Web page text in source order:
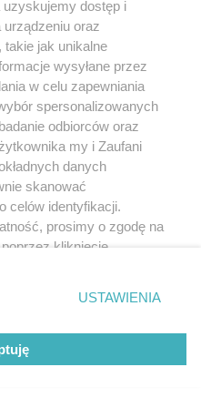
tak jest w
białka w
czy lizozymu (enzymu
we łzach).
za przecinanie
nazwa pochodzi od
enzym ten
i Biologii
nazewnictwa
na kilka klas w celu
dostęp i
oraz
takie jak unikalne
wysyłane przez
w celu zapewniania
spersonalizowanych
odbiorców oraz
my i Zaufani
danych
skanować
celów identyfikacji.
prosimy o zgodę na
kliknięcie
ustawień prywatności
rogu strony
wymagają zgody
się takiemu
miały zastosowanie tylko
USTAWIENIA